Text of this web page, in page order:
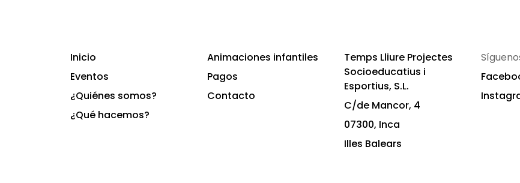
Inicio
Eventos
¿Quiénes somos?
¿Qué hacemos?
Animaciones infantiles
Pagos
Contacto
Temps Lliure Projectes
Socioeducatius i
Esportius, S.L.
C/de Mancor, 4
07300, Inca
Illes Balears